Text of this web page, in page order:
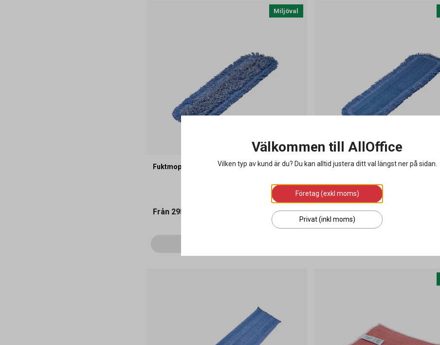
Miljöval
Fuktmopp Duotex MicroWet Blå
Från 295 kr
Kombimopp Duotex MicroSweep Ergo
Från 372 kr
Välkommen till AllOffice
Vilken typ av kund är du? Du kan alltid justera ditt val längst ner på sidan.
Företag (exkl moms)
Privat (inkl moms)